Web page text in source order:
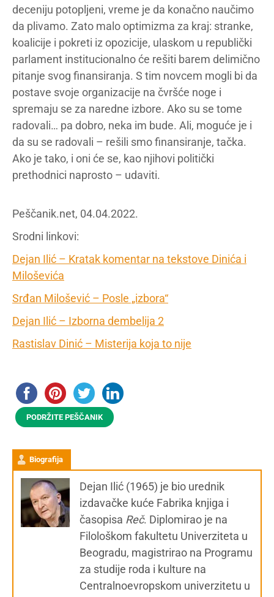
deceniju potopljeni, vreme je da konačno naučimo
da plivamo. Zato malo optimizma za kraj: stranke,
koalicije i pokreti iz opozicije, ulaskom u republički
parlament institucionalno će rešiti barem delimično
pitanje svog finansiranja. S tim novcem mogli bi da
postave svoje organizacije na čvršće noge i
spremaju se za naredne izbore. Ako su se tome
radovali… pa dobro, neka im bude. Ali, moguće je i
da su se radovali – rešili smo finansiranje, tačka.
Ako je tako, i oni će se, kao njihovi politički
prethodnici naprosto – udaviti.
Peščanik.net, 04.04.2022.
Srodni linkovi:
Dejan Ilić – Kratak komentar na tekstove Dinića i
Miloševića
Srđan Milošević – Posle „izbora“
Dejan Ilić – Izborna dembelija 2
Rastislav Dinić – Misterija koja to nije
PODRŽITE PEŠČANIK
Biografija
Dejan Ilić (1965) je bio urednik
izdavačke kuće Fabrika knjiga i
časopisa Reč. Diplomirao je na
Filološkom fakultetu Univerziteta u
Beogradu, magistrirao na Programu
za studije roda i kulture na
Centralnoevropskom univerzitetu u